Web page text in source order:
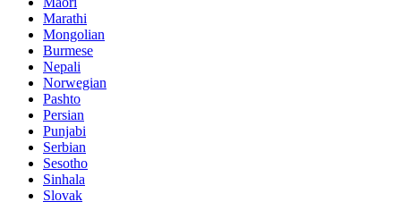
Marathi
Mongolian
Burmese
Nepali
Norwegian
Pashto
Persian
Punjabi
Serbian
Sesotho
Sinhala
Slovak